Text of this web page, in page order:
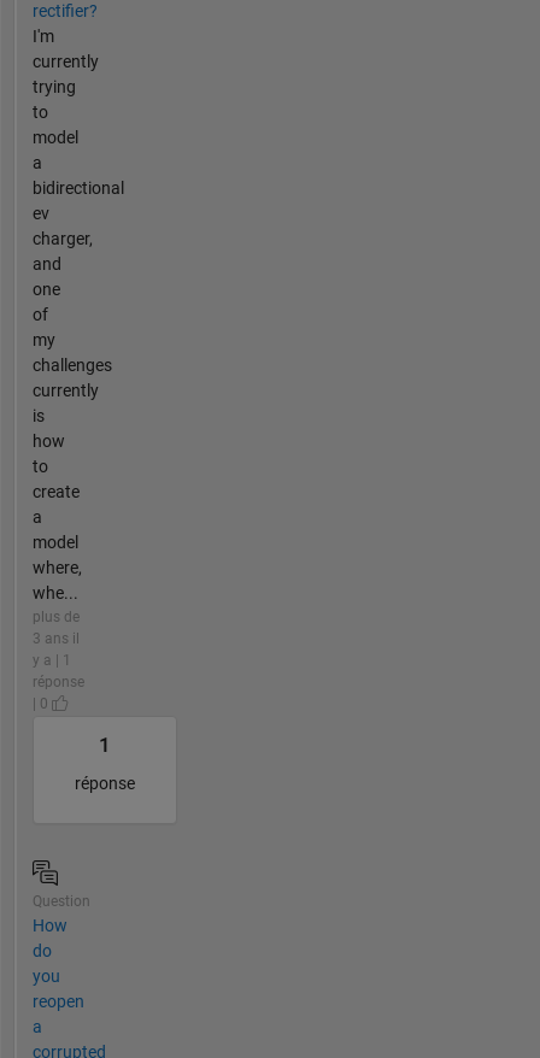
rectifier?
I'm
currently
trying
to
model
a
bidirectional
ev
charger,
and
one
of
my
challenges
currently
is
how
to
create
a
model
where,
whe...
plus de
3 ans il
y a | 1
réponse
| 0
1
réponse
Question
How
do
you
reopen
a
corrupted